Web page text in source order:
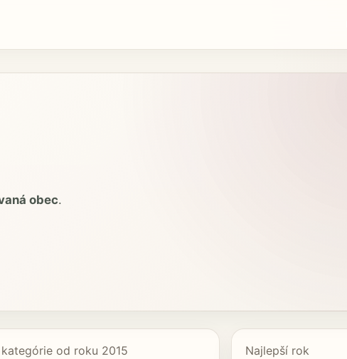
obec.
kategórie od roku 2015 Najlepší rok